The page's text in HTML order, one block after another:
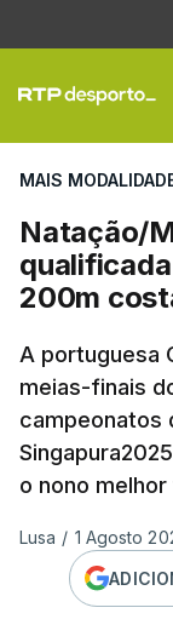
MAIS
Natação/
200m
A portuguesa
meias-finais
campeonatos
o nono
Lusa / 1 Agosto